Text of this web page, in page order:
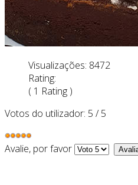
Visualizações: 8472
Rating:
( 1 Rating )
Votos do utilizador: 5 /5
Avalie, por favor